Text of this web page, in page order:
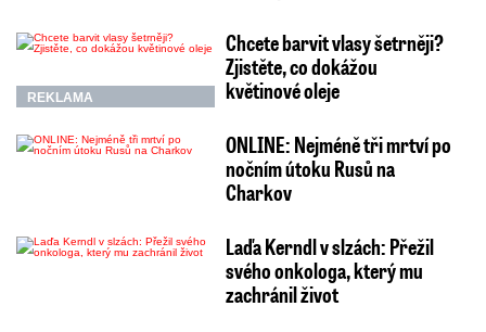
REKLAMA
Chcete barvit vlasy šetrněji?
Zjistěte, co dokážou
květinové oleje
ONLINE: Nejméně tři mrtví po
nočním útoku Rusů na
Charkov
Laďa Kerndl v slzách: Přežil
svého onkologa, který mu
zachránil život